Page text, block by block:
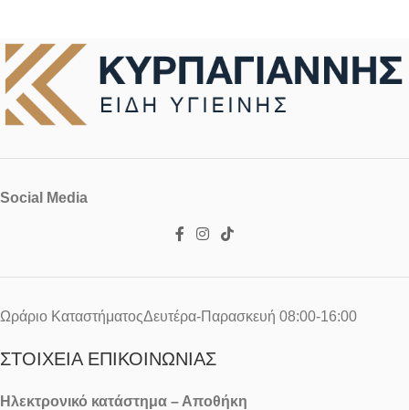
Social Media
Ωράριο ΚαταστήματοςΔευτέρα-Παρασκευή 08:00-16:00
ΣΤΟΙΧΕΊΑ ΕΠΙΚΟΙΝΩΝΊΑΣ
Ηλεκτρονικό κατάστημα – Αποθήκη